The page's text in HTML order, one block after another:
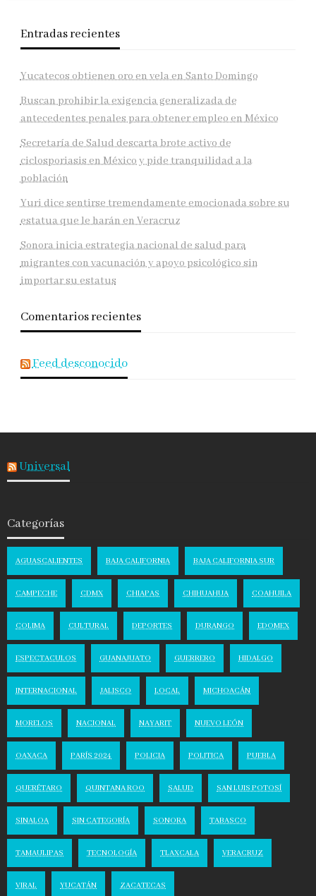
Entradas recientes
Yucatecos obtienen oro en vela en Santo Domingo
Buscan prohibir la exigencia generalizada de
antecedentes penales para obtener empleo en México
Secretaría de Salud descarta brote activo de
ciclosporiasis en México y pide tranquilidad a la
población
Yuri dice sentirse tremendamente emocionada sobre su
estatua que le harán en Veracruz
Sonora inicia estrategia nacional de salud para
migrantes con vacunación y apoyo psicológico sin
importar su estatus
Comentarios recientes
Feed desconocido
Universal
Categorías
AGUASCALIENTES BAJA CALIFORNIA BAJA CALIFORNIA SUR
CAMPECHE CDMX CHIAPAS CHIHUAHUA COAHUILA
COLIMA CULTURAL DEPORTES DURANGO EDOMEX
ESPECTACULOS GUANAJUATO GUERRERO HIDALGO
INTERNACIONAL JALISCO LOCAL MICHOACÁN
MORELOS NACIONAL NAYARIT NUEVO LEÓN
OAXACA PARÍS 2024 POLICIA POLITICA PUEBLA
QUERÉTARO QUINTANA ROO SALUD SAN LUIS POTOSÍ
SINALOA SIN CATEGORÍA SONORA TABASCO
TAMAULIPAS TECNOLOGÍA TLAXCALA VERACRUZ
VIRAL YUCATÁN ZACATECAS